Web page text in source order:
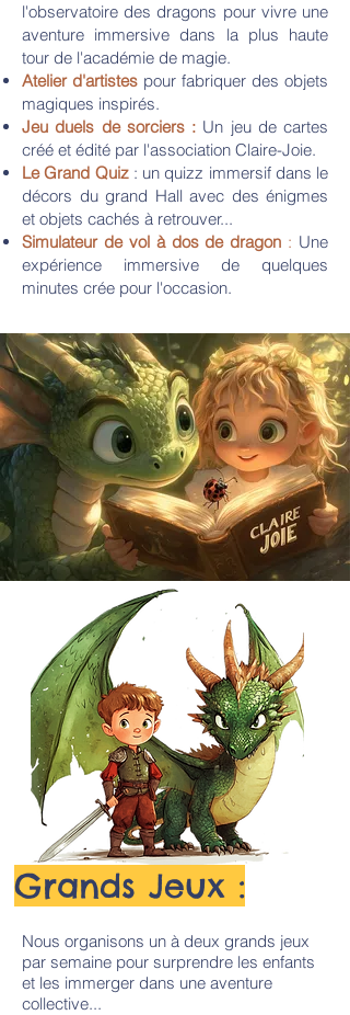
l'observatoire des dragons pour vivre une
aventure immersive dans la plus haute
tour de l'académie de magie.
Atelier d'artistes pour fabriquer des objets
magiques inspirés.
Jeu duels de sorciers : Un jeu de cartes
créé et édité par l'association Claire-Joie.
Le Grand Quiz : un quizz immersif dans le
décors du grand Hall avec des énigmes
et objets cachés à retrouver...
Simulateur de vol à dos de dragon : Une
expérience immersive de quelques
minutes crée pour l'occasion.
Grands Jeux :
Nous organisons un à deux grands jeux
par semaine pour surprendre les enfants
et les immerger dans une aventure
collective...